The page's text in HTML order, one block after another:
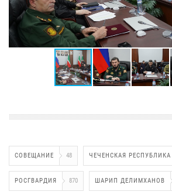
СОВЕЩАНИЕ 48 ЧЕЧЕНСКАЯ РЕСПУБЛИКА
РОСГВАРДИЯ 870 ШАРИП ДЕЛИМХАНОВ